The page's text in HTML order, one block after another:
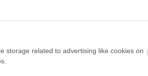
storage related to advertising like cookies on